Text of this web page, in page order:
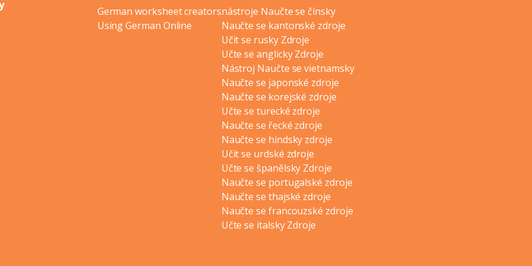
German worksheet creators
Using German Online
nástroje Naučte se čínsky
Naučte se kantonské zdroje
Učit se rusky Zdroje
Učte se anglicky Zdroje
Nástroj Naučte se vietnamsky
Naučte se japonské zdroje
Naučte se korejské zdroje
Učte se turecké zdroje
Naučte se řecké zdroje
Naučte se hindsky zdroje
Učit se urdské zdroje
Učte se španělsky Zdroje
Naučte se portugalské zdroje
Naučte se thajské zdroje
Naučte se francouzské zdroje
Učte se italsky Zdroje